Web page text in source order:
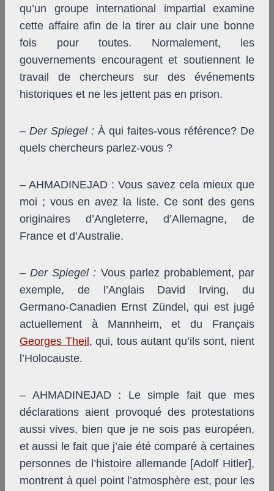
qu’un groupe international impartial examine
cette affaire afin de la tirer au clair une bonne
fois pour toutes. Normalement, les
gouvernements encouragent et soutiennent le
travail de chercheurs sur des événements
historiques et ne les jettent pas en prison.
– Der Spiegel : À qui faites-vous référence? De
quels chercheurs parlez-vous ?
– AHMADINEJAD : Vous savez cela mieux que
moi ; vous en avez la liste. Ce sont des gens
originaires d’Angleterre, d’Allemagne, de
France et d’Australie.
–Der Spiegel : Vous parlez probablement, par
exemple, de l’Anglais David Irving, du
Germano-Canadien Ernst Zündel, qui est jugé
actuellement à Mannheim, et du Français
Georges Theil , qui, tous autant qu’ils sont, nient
l’Holocauste.
– AHMADINEJAD : Le simple fait que mes
déclarations aient provoqué des protestations
aussi vives, bien que je ne sois pas européen,
et aussi le fait que j’aie été comparé à certaines
personnes de l’histoire allemande [Adolf Hitler],
montrent à quel point l’atmosphère est, pour les